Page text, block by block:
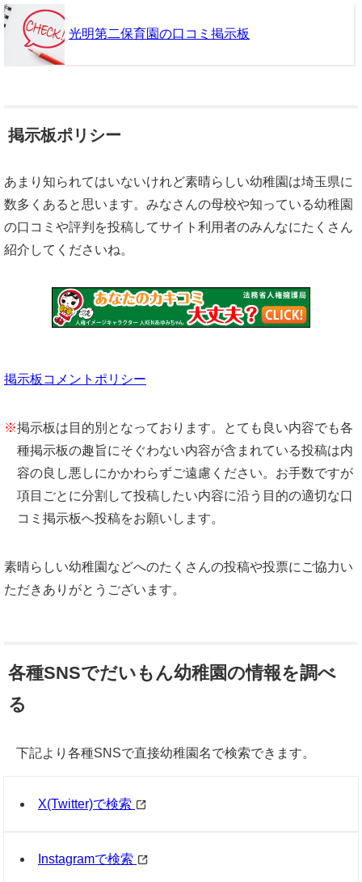
光明第二保育園の口コミ掲示板
掲示板ポリシー
あまり知られてはいないけれど素晴らしい幼稚園は埼玉県に
数多くあると思います。みなさんの母校や知っている幼稚園
の口コミや評判を投稿してサイト利用者のみんなにたくさん
紹介してくださいね。
掲示板コメントポリシー
※掲示板は目的別となっております。とても良い内容でも各
種掲示板の趣旨にそぐわない内容が含まれている投稿は内
容の良し悪しにかかわらずご遠慮ください。お手数ですが
項目ごとに分割して投稿したい内容に沿う目的の適切な口
コミ掲示板へ投稿をお願いします。
素晴らしい幼稚園などへのたくさんの投稿や投票にご協力い
ただきありがとうございます。
各種SNSでだいもん幼稚園の情報を調べ
る
下記より各種SNSで直接幼稚園名で検索できます。
X(Twitter)で検索
Instagramで検索